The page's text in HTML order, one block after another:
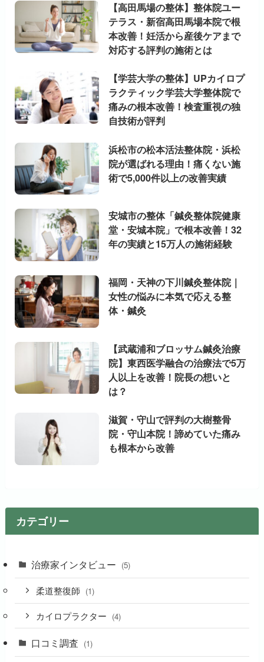
【高田馬場の整体】整体院ユー
テラス・新宿高田馬場本院で根
本改善！妊活から産後ケアまで
対応する評判の施術とは
【学芸大学の整体】UPカイロプ
ラクティック学芸大学整体院で
痛みの根本改善！検査重視の独
自技術が評判
浜松市の松本活法整体院・浜松
院が選ばれる理由！痛くない施
術で5,000件以上の改善実績
安城市の整体「鍼灸整体院健康
堂・安城本院」で根本改善！32
年の実績と15万人の施術経験
福岡・天神の下川鍼灸整体院｜
女性の悩みに本気で応える整
体・鍼灸
【武蔵浦和ブロッサム鍼灸治療
院】東西医学融合の治療法で5万
人以上を改善！院長の想いと
は？
滋賀・守山で評判の大樹整骨
院・守山本院！諦めていた痛み
も根本から改善
カテゴリー
治療家インタビュー (5)
柔道整復師 (1)
カイロプラクター (4)
口コミ調査 (1)